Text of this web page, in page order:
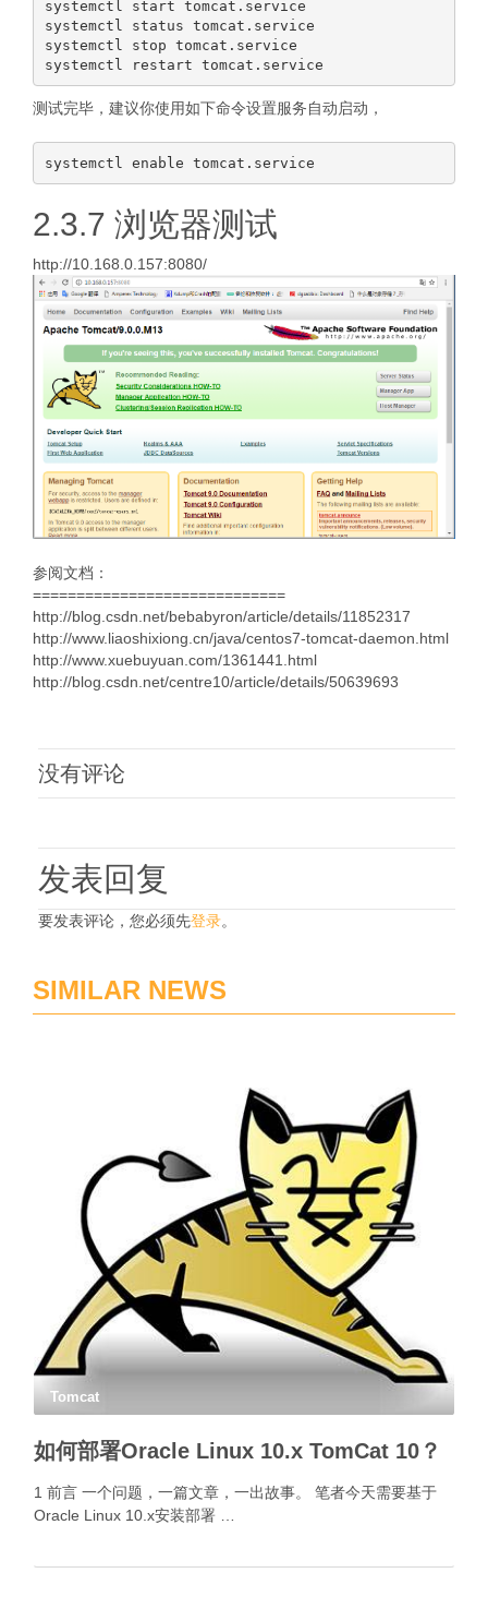
systemctl start tomcat.service
systemctl status tomcat.service
systemctl stop tomcat.service
测试完毕，建议你使用如下命令设置服务自动启动，
2.3.7 浏览器测试
http://10.168.0.157:8080/
参阅文档：
=============================
http://blog.csdn.net/bebabyron/article/details/11852317
http://www.liaoshixiong.cn/java/centos7-tomcat-daemon.html
http://www.xuebuyuan.com/1361441.html
http://blog.csdn.net/centre10/article/details/50639693
没有评论
发表回复
要发表评论，您必须先登录。
SIMILAR NEWS
Tomcat
如何部署Oracle Linux 10.x TomCat 10？
1 前言 一个问题，一篇文章，一出故事。 笔者今天需要基于
Oracle Linux 10.x安装部署 …